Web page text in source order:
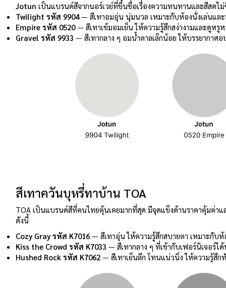
Jotun เป็นแบรนด์สีจากนอร์เวย์ที่ขึ้นชื่อเรื่องความทนทานและสีสดไ
Twilight รหัส 9904— สีเทาอมอุ่น นุ่มนวล เหมาะกับห้องนั่งเล่นแล
Empire รหัส 0520— สีเทาเข้มอมเย็น ให้ความรู้สึกสง่างามและดูหรู
Gravel รหัส 9933 — สีเทากลาง ๆ อมน้ำตาลเล็กน้อย ให้บรรยากาศ
สีเทาควันบุหรี่ทาบ้าน TOA
TOA เป็นแบรนด์สีที่คนไทยคุ้นเคยมากที่สุด มีจุดแข็งด้านราคาคุ้มค่า
ดังนี้
Cozy Gray รหัส K7016 — สีเทาอุ่น ให้ความรู้สึกสบายตา เหมาะกับห้
Kiss the Crowd รหัส K7033 — สีเทากลาง ๆ ที่เข้ากับเฟอร์นิเจอร์ไ
Hushed Rock รหัส K7062 — สีเทาเย็นลึก โทนแน่วนิ่ง ให้ความรู้สึก